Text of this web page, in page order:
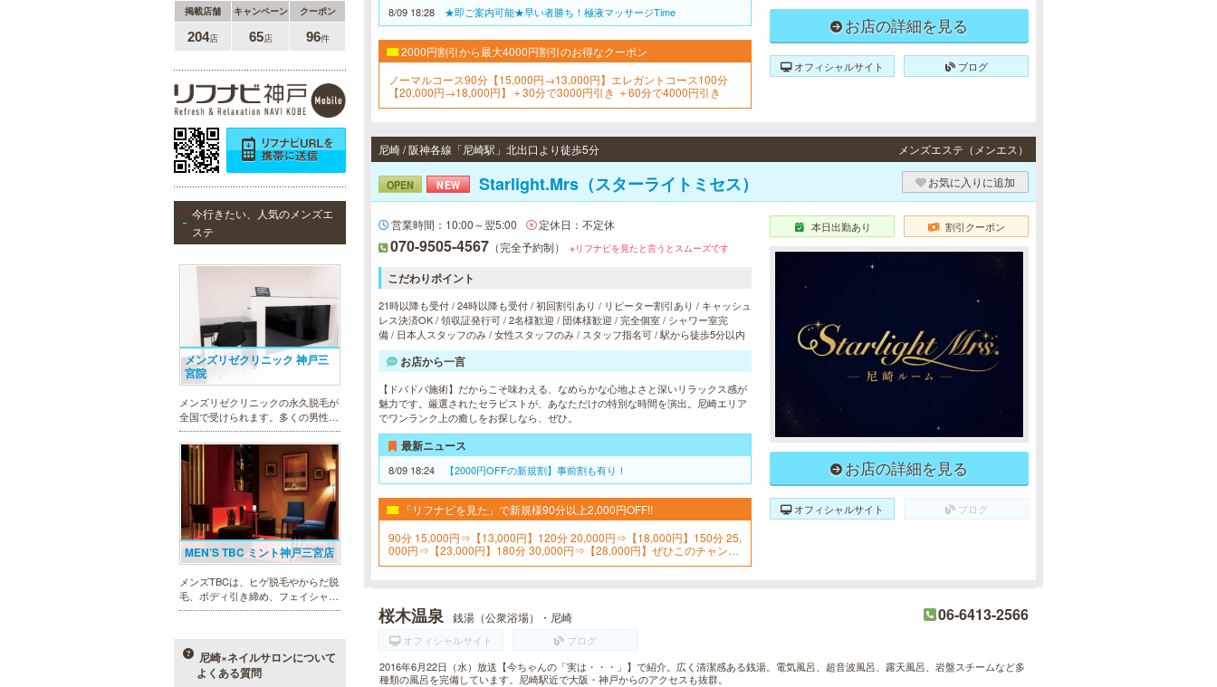
掲載店舗 キャンペーン クーポン
204店 65店 96件
今行きたい、人気のメンズエ
ステ
メンズリゼクリニック 神戸三
宮院
メンズリゼクリニックの永久脱毛が
全国で受けられます。多くの男性患
者様にご支持頂き、新宿1院から始
まったメンズリゼクリニックが、現
在では提携院含め全国10院を展開す
るクリニックになりました。
MEN’S TBC ミント神戸三宮店
メンズTBCは、ヒゲ脱毛やからだ脱
毛、ボディ引き締め、フェイシャル
等、清潔感を保ちたい方や、お手入
用意し、お待ちしております。
尼崎×ネイルサロンについて
よくある質問
8/09 18:28 ★即ご案内可能★早い者勝ち！極液マッサージTime
2000円割引から最大4000円割引のお得なクーポン
ノーマルコース90分【15,000円→13,000円】エレガントコース100分
【20,000円→18,000円】＋30分で3000円引き ＋60分で4000円引き
お店の詳細を見る
オフィシャルサイト ブログ
尼崎 / 阪神各線「尼崎駅」北出口より徒歩5分 メンズエステ（メンエス）
OPEN NEW Starlight.Mrs（スターライトミセス） お気に入りに追加
営業時間：10:00～翌5:00 定休日：不定休
070-9505-4567 （完全予約制） ※リフナビを見たと言うとスムーズです
こだわりポイント
21時以降も受付 / 24時以降も受付 / 初回割引あり / リピーター割引あり / キャッシュ
レス決済OK / 領収証発行可 / 2名様歓迎 / 団体様歓迎 / 完全個室 / シャワー室完
備 / 日本人スタッフのみ / 女性スタッフのみ / スタッフ指名可 / 駅から徒歩5分以内
お店から一言
【ドバドバ施術】だからこそ味わえる、なめらかな心地よさと深いリラックス感が
魅力です。厳選されたセラピストが、あなただけの特別な時間を演出。尼崎エリア
でワンランク上の癒しをお探しなら、ぜひ。
最新ニュース
8/09 18:24 【2000円OFFの新規割】事前割も有り！
「リフナビを見た」で新規様90分以上2,000円OFF!!
90分 15,000円⇒【13,000円】120分 20,000円⇒【18,000円】150分 25,
000円⇒【23,000円】180分 30,000円⇒【28,000円】ぜひこのチャンス
をお見逃しなく！
本日出勤あり 割引クーポン
お店の詳細を見る
オフィシャルサイト ブログ
桜木温泉 銭湯（公衆浴場）・尼崎 06-6413-2566
オフィシャルサイト
ブログ
2016年6月22日（水）放送【今ちゃんの「実は・・・」】で紹介。広く清潔感ある銭湯。電気風呂、超音波風呂、露天風呂、岩盤スチームなど多
種類の風呂を完備しています。尼崎駅近で大阪・神戸からのアクセスも抜群。